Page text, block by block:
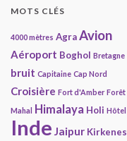
MOTS CLÉS
4000 mètres AgraAvion
Aéroport Boghol Bretagne
bruit Capitaine Cap Nord
Croisière Fort d'Amber Forêt
Mahal
Himalaya Holi Hôtel
Inde Jaipur Kirkenes